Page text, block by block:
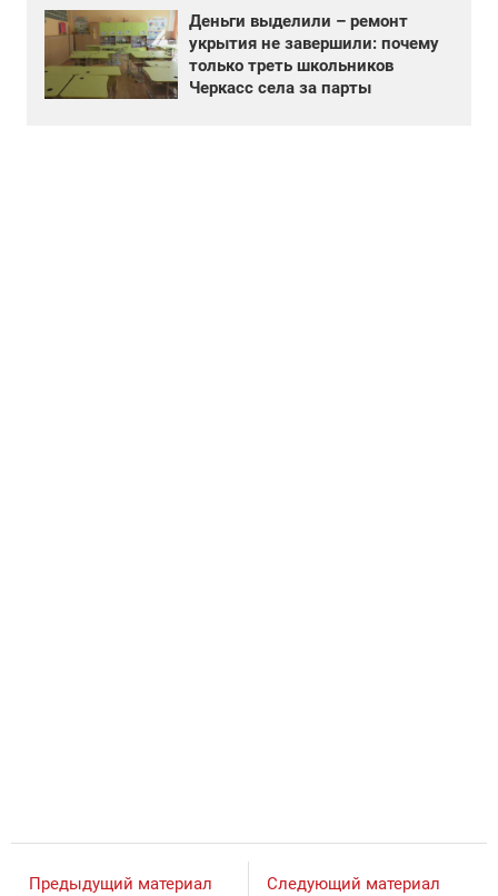
Деньги выделили – ремонт
укрытия не завершили: почему
только треть школьников
Черкасс села за парты
Предыдущий материал
Следующий материал